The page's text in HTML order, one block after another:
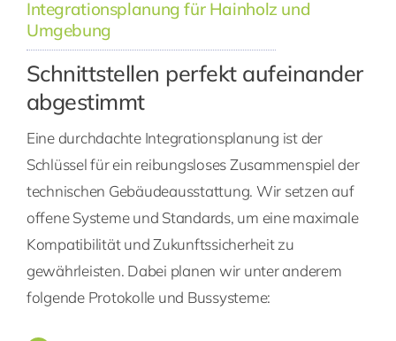
Integrationsplanung für Hainholz und
Umgebung
Schnittstellen perfekt aufeinander
abgestimmt
Eine durchdachte Integrationsplanung ist der
Schlüssel für ein reibungsloses Zusammenspiel der
technischen Gebäudeausstattung. Wir setzen auf
offene Systeme und Standards, um eine maximale
Kompatibilität und Zukunftssicherheit zu
gewährleisten. Dabei planen wir unter anderem
folgende Protokolle und Bussysteme: